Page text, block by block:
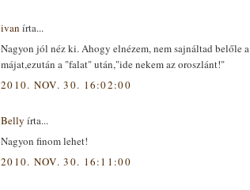
ivan írta...
Nagyon jól néz ki. Ahogy elnézem, nem sajnáltad belőle a
májat,ezután a "falat" után,"ide nekem az oroszlánt!"
2010. NOV. 30. 16:02:00
Belly írta...
Nagyon finom lehet!
2010. NOV. 30. 16:11:00